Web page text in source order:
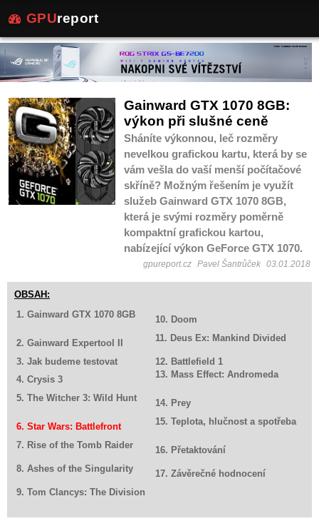
GPUreport
Gainward GTX 1070 8GB:
výkon při slušné ceně
Sháníte výkonnou, leč rozměry
nevelkou grafickou kartu, která by se
vám vešla do vaší menší počítačové
skříně? Možným řešením je využít
služeb Gainward GTX 1070 8GB,
která je svými rozměry poměrně
kompaktní grafickou kartou,
nabízející výkon GeForce GTX 1070.
gpureport.cz Pavel Šantrůček 03.01.2018
OBSAH:
1. Gainward GTX 1070 8GB
10. Doom
2. Gainward Expertool II 11. Deus Ex: Mankind Divided
3. Jak budeme testovat
12. Battlefield 1
4. Crysis 3
13. Mass Effect: Andromeda
5. The Witcher 3: Wild Hunt 14. Prey
6. Star Wars: Battlefront 15. Teplota, hlučnost a spotřeba
7. Rise of the Tomb Raider
16. Přetaktování
8. Ashes of the Singularity
17. Závěrečné hodnocení
9. Tom Clancys: The Division